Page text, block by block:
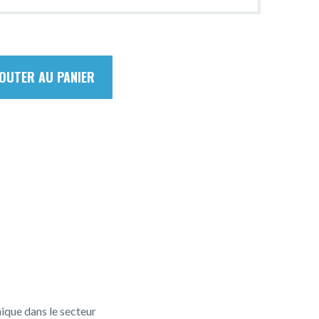
AU PANIER
dans le secteur